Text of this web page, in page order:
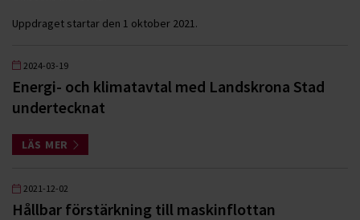
Uppdraget startar den 1 oktober 2021.
2024-03-19
Energi- och klimatavtal med Landskrona Stad
undertecknat
LÄS MER
2021-12-02
Hållbar förstärkning till maskinflottan